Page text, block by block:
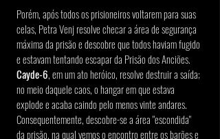
Porém, após todos os prisioneiros voltarem para suas
celas, Petra Venj resolve checar a área de segurança
máxima da prisão e descobre que todos haviam fugido
e estavam tentando escapar da Prisão dos Anciões.
Cayde-6, em um ato heróico, resolve destruir a saída;
no meio daquele caos, o hangar em que estava
explode e acaba caindo pelo menos vinte andares.
Consequentemente, descobre-se a área "escondida"
da prisão, na qual vemos o encontro entre os barões e